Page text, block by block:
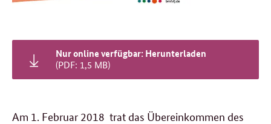
Nur online verfügbar: Herunterladen
(PDF: 1,5 MB)
Am 1. Februar 2018 trat das Übereinkommen des